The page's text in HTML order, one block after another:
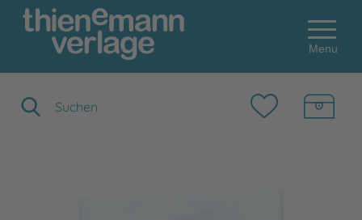
Menu